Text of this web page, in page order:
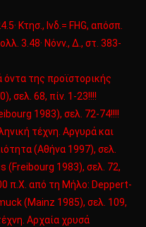
Κτησ., Ινδ.= FHG, απόσπ.
3.48· Νόνν., Δ., στ. 383-
της προϊστορικής
σελ. 68, πίν. 1-23!!!!
1983), σελ. 72-74!!!!
τέχνη. Αργυρά και
(Αθήνα 1997), σελ.
(Freibourg 1983), σελ. 72,
π.Χ. από τη Μήλο: Deppert-
(Mainz 1985), σελ. 109,
Αρχαία χρυσά